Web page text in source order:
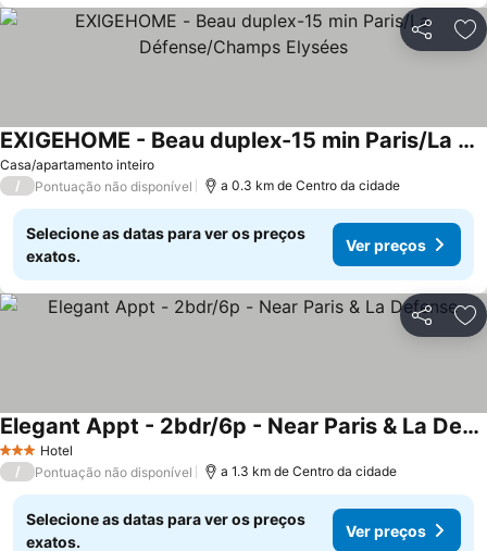
Partilhar
Casa/apartamento inteiro
EXIGEHOME - Beau duplex-15 min Paris/La Défense/Champs Elysées
Ver preços
/ Pontuação não disponível a 0.3 km de Centro da cidade
Selecione as datas para ver os preços
exatos.
Ver preços
Partilhar
3 EstrelasHotel
Elegant Appt - 2bdr/6p - Near Paris & La Defense
Ver preços
/ Pontuação não disponível a 1.3 km de Centro da cidade
Selecione as datas para ver os preços
exatos.
Ver preços